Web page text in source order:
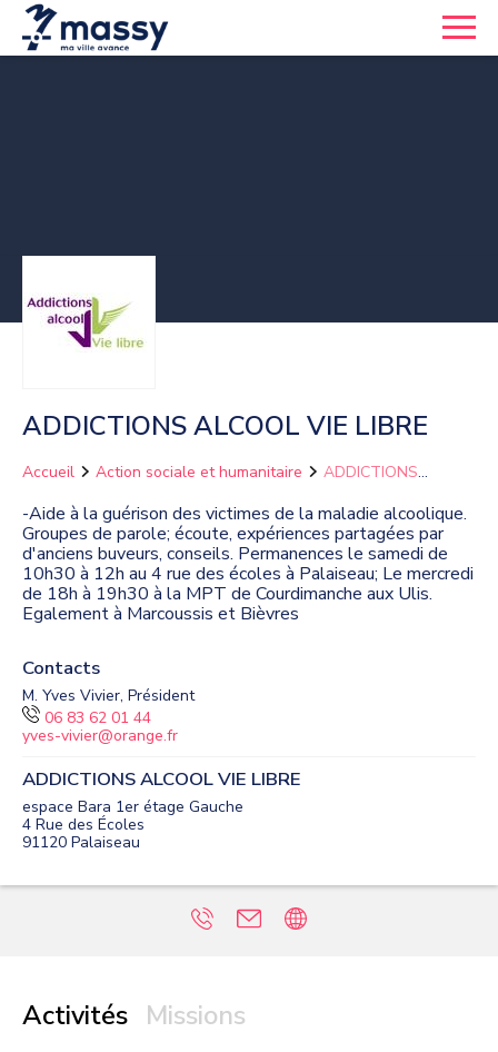
ADDICTIONS ALCOOL VIE LIBRE
Accueil Action sociale et humanitaire
ADDICTIONS
-Aide à la guérison des victimes de la maladie alcoolique.
Groupes de parole; écoute, expériences partagées par
d'anciens buveurs, conseils. Permanences le samedi de
10h30 à 12h au 4 rue des écoles à Palaiseau; Le mercredi
de 18h à 19h30 à la MPT de Courdimanche aux Ulis.
Egalement à Marcoussis et Bièvres
Contacts
M. Yves Vivier, Président
06 83 62 01 44
yves-vivier@orange.fr
ADDICTIONS ALCOOL VIE LIBRE
espace Bara 1er étage Gauche
4 Rue des Écoles
91120 Palaiseau
Activités Missions